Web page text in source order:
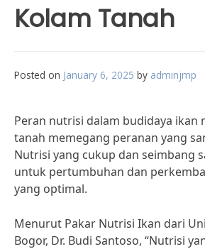
Kolam Tanah
Posted on January 6, 2025 by adminjmp
Peran nutrisi dalam budidaya ikan
tanah memegang peranan yang
Nutrisi yang cukup dan seimbang
untuk pertumbuhan dan
yang optimal.
Menurut Pakar Nutrisi Ikan dari
Bogor, Dr. Budi Santoso, “Nutrisi